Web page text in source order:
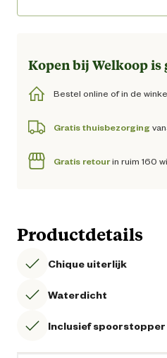
Kopen bij Welkoop
Bestel online of in de
Gratis thuisbezorging
Gratis retourin ruim 160
Productdetails
Chique uiterlijk
Waterdicht
Inclusief spoorstopper